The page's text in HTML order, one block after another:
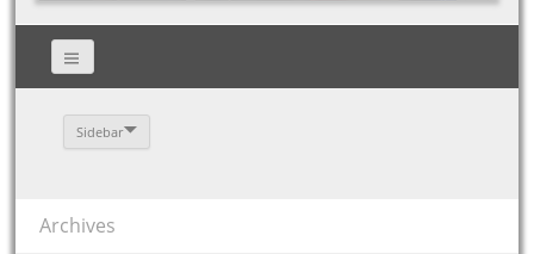
Sidebar
Archives